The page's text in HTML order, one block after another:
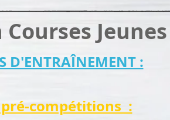
Jeunes
D'ENTRAÎNEMENT :
compétitions :